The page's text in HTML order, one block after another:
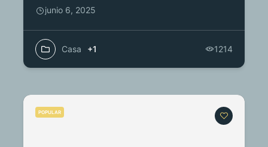
junio 6, 2025
Casa +1 1214
POPULAR